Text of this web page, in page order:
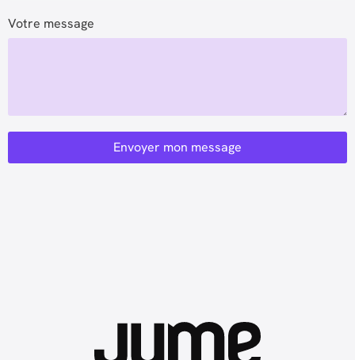
Votre message
Envoyer mon message